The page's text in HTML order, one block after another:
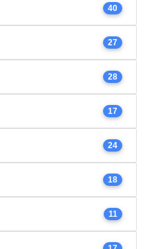
40
27
28
17
24
18
11